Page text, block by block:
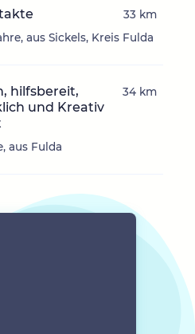
aus Sickels, Kreis Fulda
33 km
hilfsbereit,
und Kreativ
aus Fulda
34 km